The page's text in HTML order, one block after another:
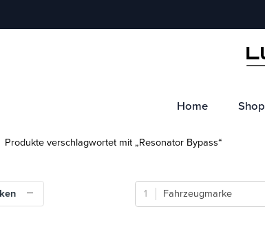
Home Shop
Produkte verschlagwortet mit „Resonator Bypass“
Fahrzeugmarke